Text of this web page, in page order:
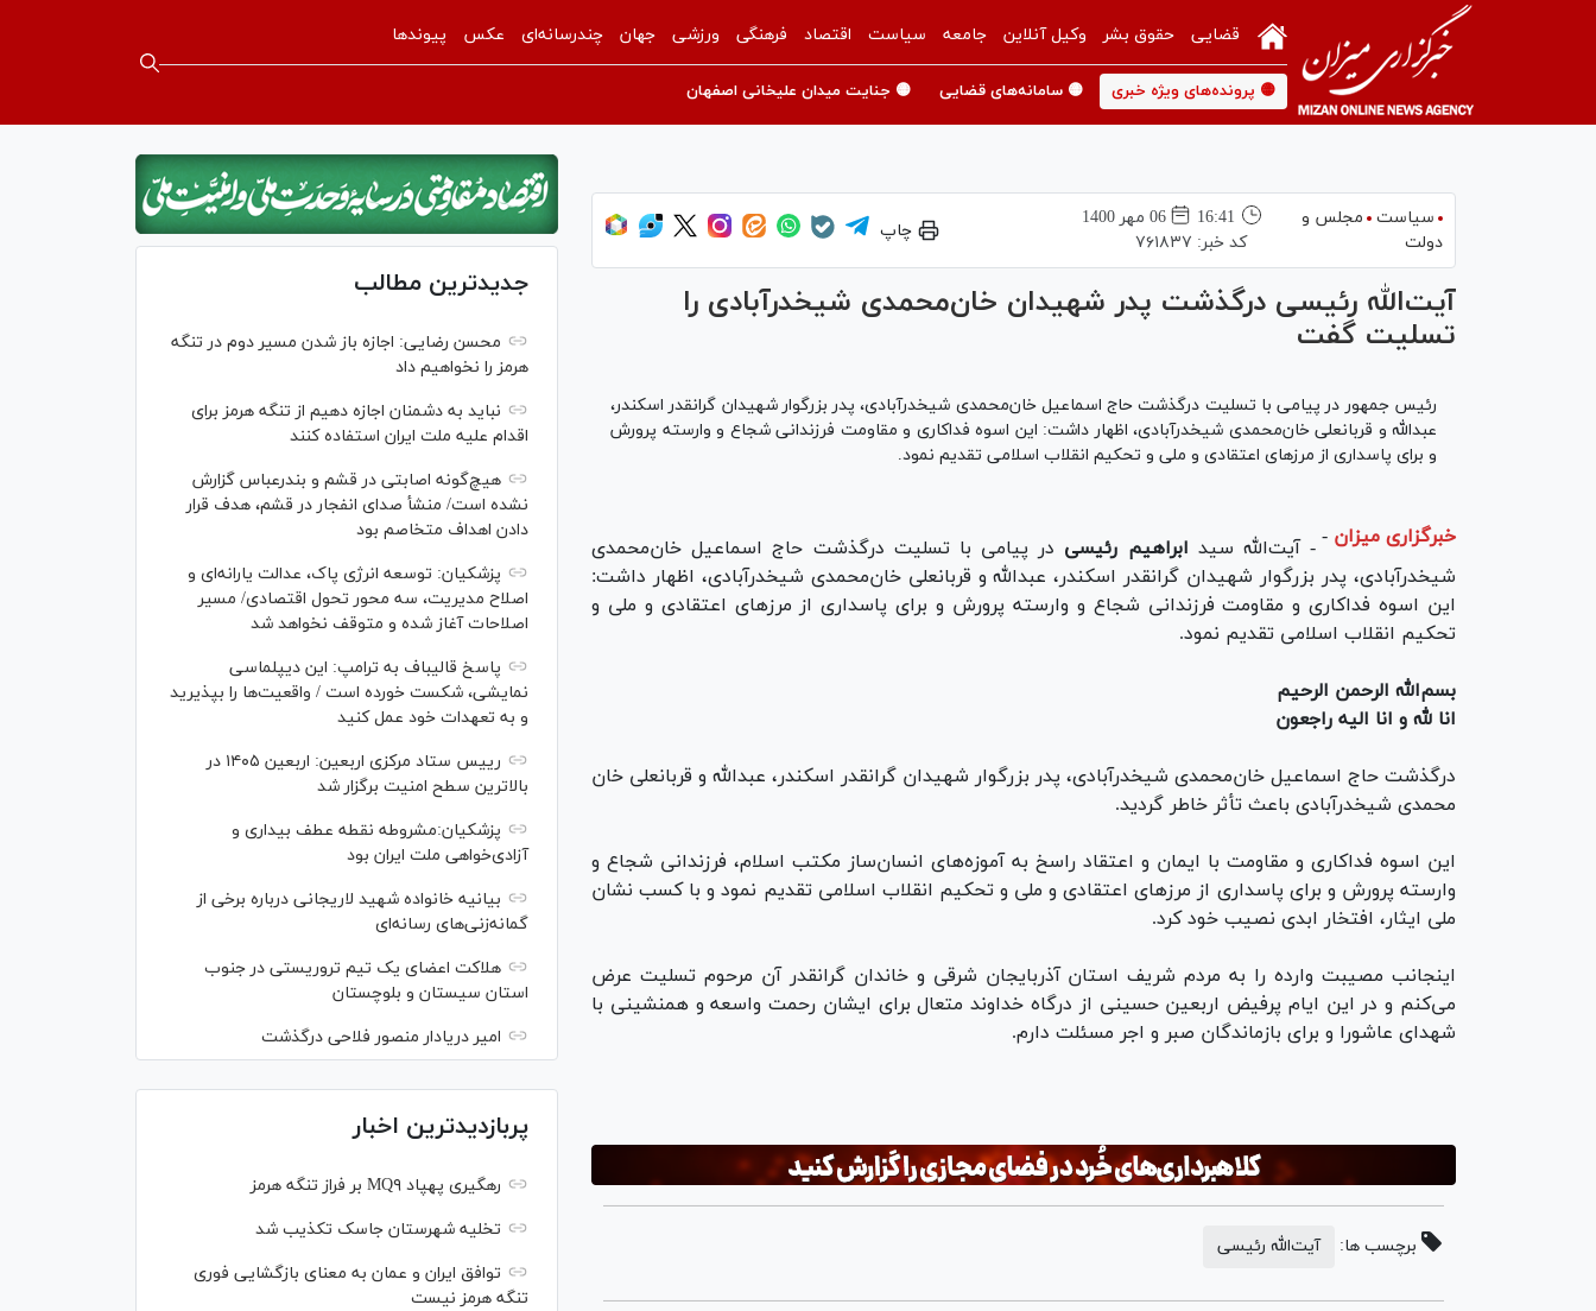
قضایی حقوق بشر وکیل آنلاین جامعه سیاست اقتصاد فرهنگی ورزشی جهان چندرسانه‌ای عکس پیوندها
🟡 پرونده‌های ویژه خبری 🟡 سامانه‌های قضایی 🟡 جنایت میدان علیخانی اصفهان
سیاست
مجلس و
دولت
16:41
06 مهر 1400
کد خبر: ۷۶۱۸۳۷
چاپ
آیت‌الله رئیسی درگذشت پدر شهیدان خان‌محمدی شیخدرآبادی را
تسلیت گفت
رئیس جمهور در پیامی با تسلیت درگذشت حاج اسماعیل خان‌محمدی شیخدرآبادی، پدر بزرگوار شهیدان گرانقدر اسکندر،
عبدالله و قربانعلی خان‌محمدی شیخدرآبادی، اظهار داشت: این اسوه فداکاری و مقاومت فرزندانی شجاع و وارسته پرورش
و برای پاسداری از مرز‌های اعتقادی و ملی و تحکیم انقلاب اسلامی تقدیم نمود.
خبرگزاری میزان - - آیت‌الله سید ابراهیم رئیسی در پیامی با تسلیت درگذشت حاج اسماعیل خان‌محمدی
شیخدرآبادی، پدر بزرگوار شهیدان گرانقدر اسکندر، عبدالله و قربانعلی خان‌محمدی شیخدرآبادی، اظهار داشت:
این اسوه فداکاری و مقاومت فرزندانی شجاع و وارسته پرورش و برای پاسداری از مرز‌های اعتقادی و ملی و
تحکیم انقلاب اسلامی تقدیم نمود.
بسم‌الله الرحمن الرحیم
انا لله و انا الیه راجعون
درگذشت حاج اسماعیل خان‌محمدی شیخدرآبادی، پدر بزرگوار شهیدان گرانقدر اسکندر، عبدالله و قربانعلی خان
محمدی شیخدرآبادی باعث تأثر خاطر گردید.
این اسوه فداکاری و مقاومت با ایمان و اعتقاد راسخ به آموزه‌های انسان‌ساز مکتب اسلام، فرزندانی شجاع و
وارسته پرورش و برای پاسداری از مرز‌های اعتقادی و ملی و تحکیم انقلاب اسلامی تقدیم نمود و با کسب نشان
ملی ایثار، افتخار ابدی نصیب خود کرد.
اینجانب مصیبت وارده را به مردم شریف استان آذربایجان شرقی و خاندان گرانقدر آن مرحوم تسلیت عرض
می‌کنم و در این ایام پرفیض اربعین حسینی از درگاه خداوند متعال برای ایشان رحمت واسعه و همنشینی با
شهدای عاشورا و برای بازماندگان صبر و اجر مسئلت دارم.
برچسب ها: آیت‌الله رئیسی
جدیدترین مطالب
محسن رضایی: اجازه باز شدن مسیر دوم در تنگه
هرمز را نخواهیم داد
نباید به دشمنان اجازه دهیم از تنگه هرمز برای
اقدام علیه ملت ایران استفاده کنند
هیچ‌گونه اصابتی در قشم و بندرعباس گزارش
نشده است/ منشأ صدای انفجار در قشم، هدف قرار
دادن اهداف متخاصم بود
پزشکیان: توسعه انرژی پاک، عدالت یارانه‌ای و
اصلاح مدیریت، سه محور تحول اقتصادی/ مسیر
اصلاحات آغاز شده و متوقف نخواهد شد
پاسخ قالیباف به ترامپ: این دیپلماسی
نمایشی، شکست خورده است / واقعیت‌ها را بپذیرید
و به تعهدات خود عمل کنید
رییس ستاد مرکزی اربعین: اربعین ۱۴۰۵ در
بالاترین سطح امنیت برگزار شد
پزشکیان:مشروطه نقطه عطف بیداری و
آزادی‌خواهی ملت ایران بود
بیانیه خانواده شهید لاریجانی درباره برخی از
گمانه‌زنی‌های رسانه‌ای
هلاکت اعضای یک تیم تروریستی در جنوب
استان سیستان و بلوچستان
امیر دریادار منصور فلاحی درگذشت
پربازدیدترین اخبار
رهگیری پهپاد MQ۹ بر فراز تنگه هرمز
تخلیه شهرستان جاسک تکذیب شد
توافق ایران و عمان به معنای بازگشایی فوری
تنگه هرمز نیست